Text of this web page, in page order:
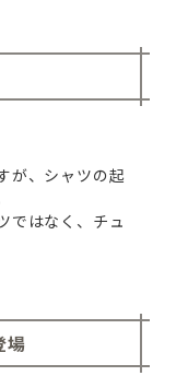
が、シャツの起
ではなく、チュ
場